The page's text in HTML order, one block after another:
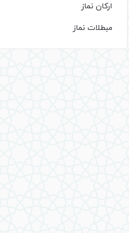
ارکان نماز
مبطلات نماز